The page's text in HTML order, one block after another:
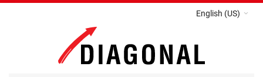
English (US)